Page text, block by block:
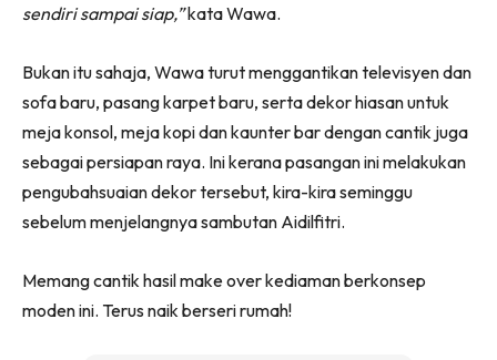
Sembang Dekor
Tip Impiana
Tip Laman
sendiri sampai siap,”kata Wawa.
Bukan itu sahaja, Wawa turut menggantikan televisyen dan
sofa baru, pasang karpet baru, serta dekor hiasan untuk
meja konsol, meja kopi dan kaunter bar dengan cantik juga
sebagai persiapan raya. Ini kerana pasangan ini melakukan
pengubahsuaian dekor tersebut, kira-kira seminggu
sebelum menjelangnya sambutan Aidilfitri.
Memang cantik hasil make over kediaman berkonsep
moden ini. Terus naik berseri rumah!